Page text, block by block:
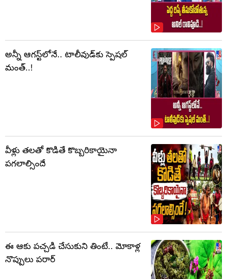
అన్నీ ఆగస్ట్‌లోనే.. టాలీవుడ్‌కు స్పెషల్
మంత్..!
వీళ్లు తలతో కొడితే కొబ్బరికాయైనా
పగలాల్సిందే
ఈ ఆకు పచ్చడి చేసుకుని తింటే.. మోకాళ్ల
నొప్పులు పరార్‌